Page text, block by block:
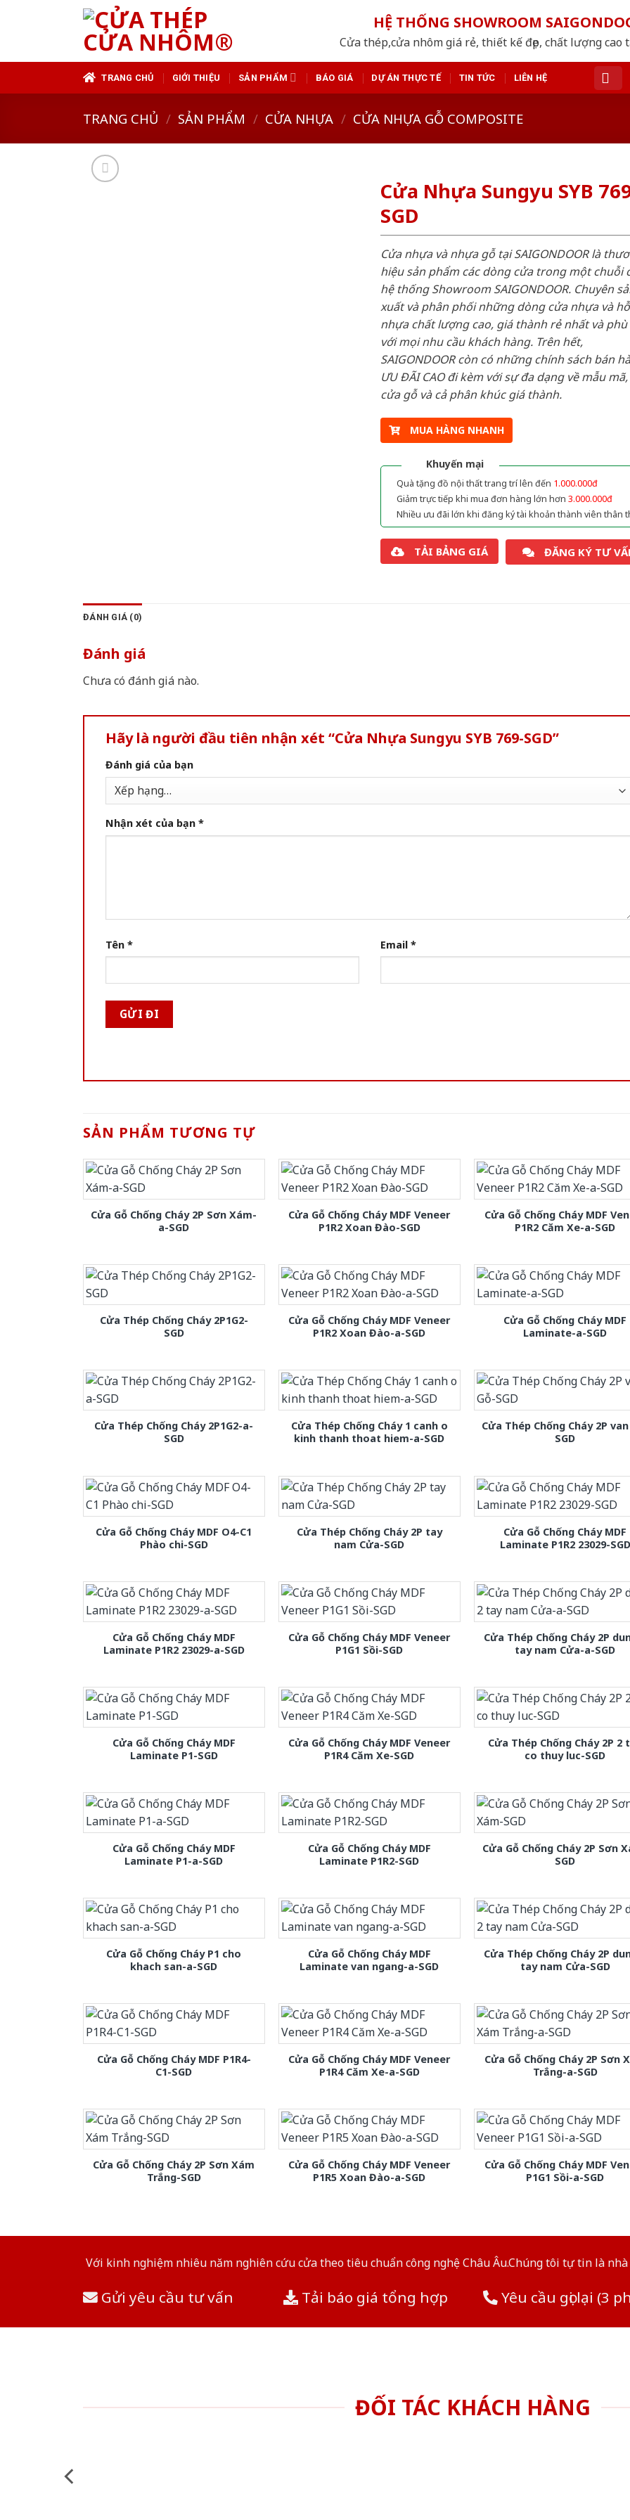
HỆ THỐNG SHOWROOM
Cửa thép,cửa nhôm giá rẻ, thiết kế đẹp, chất lượng cao
TRANG CHỦ GIỚI THIỆU SẢN PHẨM BÁO GIÁ DỰ ÁN THỰC TẾ TIN TỨC LIÊN HỆ
TRANG CHỦ / SẢN PHẨM / CỬA NHỰA / CỬA NHỰA GỖ COMPOSITE
Cửa Nhựa Sungyu SYB
SGD
Cửa nhựa và nhựa gỗ tại SAIGONDOOR là
hiệu sản phẩm các dòng cửa trong một chuỗi
hệ thống Showroom SAIGONDOOR. Chuyên
xuất và phân phối những dòng cửa nhựa và
nhựa chất lượng cao, giá thành rẻ nhất và
với mọi nhu cầu khách hàng. Trên hết,
SAIGONDOOR còn có những chính sách bán
ƯU ĐÃI CAO đi kèm với sự đa dạng về mẫu
cửa gỗ và cả phân khúc giá thành.
MUA HÀNG NHANH
Khuyến mại
Quà tặng đồ nội thất trang trí lên đến 1.000.000đ
Giảm trực tiếp khi mua đơn hàng lớn hơn 3.000.000đ
Nhiều ưu đãi lớn khi đăng ký tài khoản thành viên thân
TẢI BẢNG GIÁ ĐĂNG KÝ TƯ
ĐÁNH GIÁ (0)
Đánh giá
Chưa có đánh giá nào.
Hãy là người đầu tiên nhận xét “Cửa Nhựa Sungyu SYB 769-SGD”
Đánh giá của bạn
Nhận xét của bạn *
Tên * Email *
SẢN PHẨM TƯƠNG TỰ
Cửa Gỗ Chống Cháy 2P Sơn Xám-
a-SGD
Cửa Gỗ Chống Cháy MDF Veneer
P1R2 Xoan Đào-SGD
Cửa Gỗ Chống Cháy MDF
P1R2 Căm Xe-a-SGD
Cửa Thép Chống Cháy 2P1G2-
SGD
Cửa Gỗ Chống Cháy MDF Veneer
P1R2 Xoan Đào-a-SGD
Cửa Gỗ Chống Cháy MDF
Laminate-a-SGD
Cửa Thép Chống Cháy 2P1G2-a-
SGD
Cửa Thép Chống Cháy 1 canh o
kinh thanh thoat hiem-a-SGD
Cửa Thép Chống Cháy 2P
SGD
Cửa Gỗ Chống Cháy MDF O4-C1
Phào chi-SGD
Cửa Thép Chống Cháy 2P tay
nam Cửa-SGD
Cửa Gỗ Chống Cháy MDF
Laminate P1R2 23029-SGD
Cửa Gỗ Chống Cháy MDF
Laminate P1R2 23029-a-SGD
Cửa Gỗ Chống Cháy MDF Veneer
P1G1 Sồi-SGD
Cửa Thép Chống Cháy 2P
tay nam Cửa-a-SGD
Cửa Gỗ Chống Cháy MDF
Laminate P1-SGD
Cửa Gỗ Chống Cháy MDF Veneer
P1R4 Căm Xe-SGD
Cửa Thép Chống Cháy 2P 2
co thuy luc-SGD
Cửa Gỗ Chống Cháy MDF
Laminate P1-a-SGD
Cửa Gỗ Chống Cháy MDF
Laminate P1R2-SGD
Cửa Gỗ Chống Cháy 2P Sơn
SGD
Cửa Gỗ Chống Cháy P1 cho
khach san-a-SGD
Cửa Gỗ Chống Cháy MDF
Laminate van ngang-a-SGD
Cửa Thép Chống Cháy 2P
tay nam Cửa-SGD
Cửa Gỗ Chống Cháy MDF P1R4-
C1-SGD
Cửa Gỗ Chống Cháy MDF Veneer
P1R4 Căm Xe-a-SGD
Cửa Gỗ Chống Cháy 2P Sơn
Trắng-a-SGD
Cửa Gỗ Chống Cháy 2P Sơn Xám
Trắng-SGD
Cửa Gỗ Chống Cháy MDF Veneer
P1R5 Xoan Đào-a-SGD
Cửa Gỗ Chống Cháy MDF
P1G1 Sồi-a-SGD
Với kinh nghiệm nhiêu năm nghiên cứu cửa theo tiêu chuẩn công nghệ Châu Âu.Chúng tôi tự tin là
Gửi yêu cầu tư vấn Tải báo giá tổng hợp Yêu cầu gọi lại (3
ĐỐI TÁC KHÁCH HÀNG